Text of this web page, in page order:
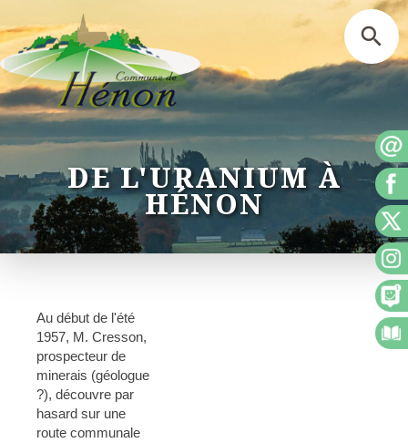
DE L'URANIUM À
HÉNON
Au début de l'été
1957, M. Cresson,
prospecteur de
minerais (géologue
?), découvre par
hasard sur une
route communale